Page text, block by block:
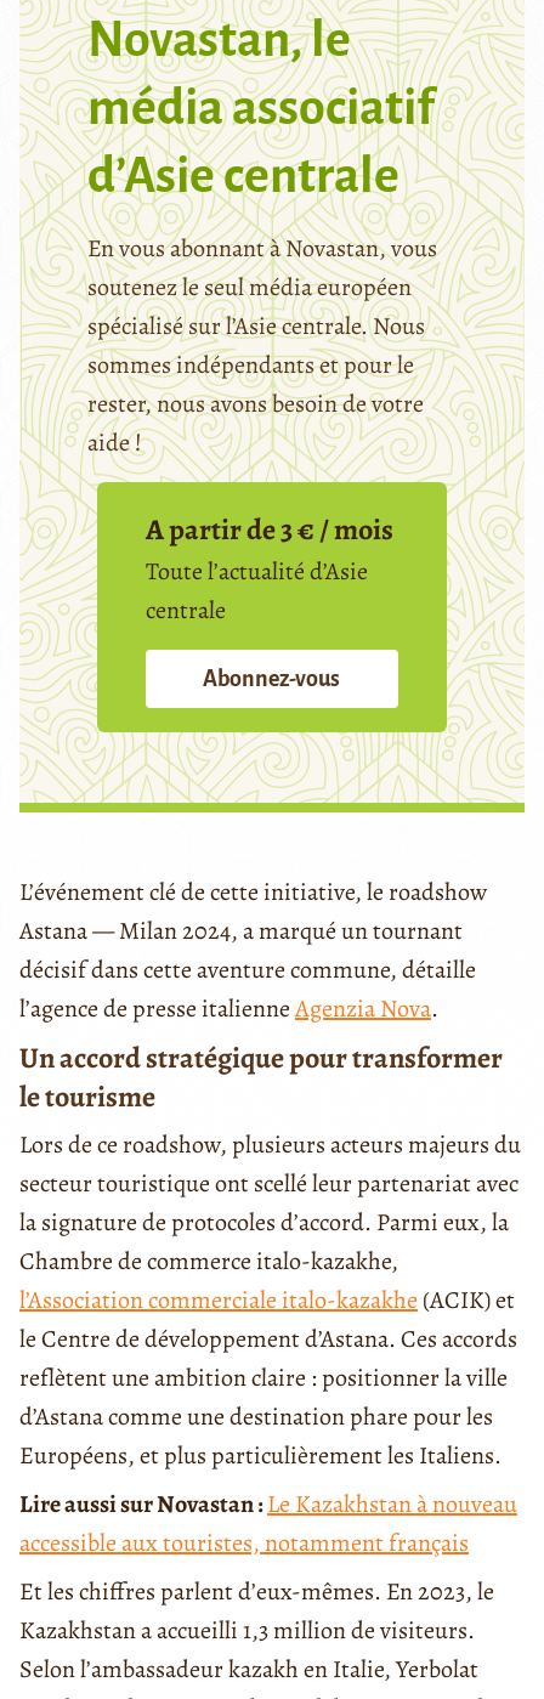
Novastan, le
média associatif
d’Asie centrale
En vous abonnant à Novastan, vous
soutenez le seul média européen
spécialisé sur l’Asie centrale. Nous
sommes indépendants et pour le
rester, nous avons besoin de votre
aide !
A partir de 3 € / mois
Toute l’actualité d’Asie
centrale
Abonnez-vous
L’événement clé de cette initiative, le roadshow
Astana — Milan 2024, a marqué un tournant
décisif dans cette aventure commune, détaille
l’agence de presse italienneAgenzia Nova.
Un accord stratégique pour transformer
le tourisme
Lors de ce roadshow, plusieurs acteurs majeurs du
secteur touristique ont scellé leur partenariat avec
la signature de protocoles d’accord. Parmi eux, la
Chambre de commerce italo-kazakhe,
l’Association commerciale italo-kazakhe (ACIK) et
le Centre de développement d’Astana. Ces accords
reflètent une ambition claire : positionner la ville
d’Astana comme une destination phare pour les
Européens, et plus particulièrement les Italiens.
Lire aussi sur Novastan :Le Kazakhstan à nouveau
accessible aux touristes, notamment français
Et les chiffres parlent d’eux-mêmes. En 2023, le
Kazakhstan a accueilli 1,3 million de visiteurs.
Selon l’ambassadeur kazakh en Italie, Yerbolat